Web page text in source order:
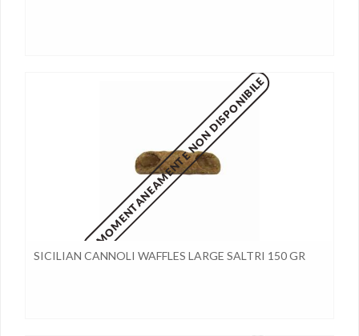
MOMENTANEAMENTE NON DISPONIBILE
SICILIAN CANNOLI WAFFLES LARGE SALTRI 150 GR